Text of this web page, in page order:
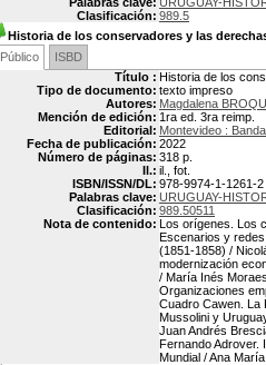
Clasificación: 989.5
Historia de los conservadores y las
Público
ISBD
Título : Historia de los
Tipo de documento: texto impreso
Autores: Magdalena
Mención de edición: 1ra ed. 3ra reimp.
Editorial: Montevideo :
Fecha de publicación: 2022
Número de páginas: 318 p.
Il.: il., fot.
ISBN/ISSN/DL: 978-9974-1-1261-2
Palabras clave: URUGUAY-
Clasificación: 989.50511
Nota de contenido: Los orígenes. Los
Escenarios y
(1851-1858) /
modernización
/ María Inés
Organizaciones
Cuadro Cawen. La
Mussolini y
Juan Andrés
Fernando Adrover.
Mundial / Ana